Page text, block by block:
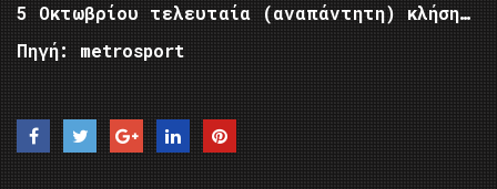
5 Οκτωβρίου τελευταία (αναπάντητη) κλήση…
Πηγή: metrosport